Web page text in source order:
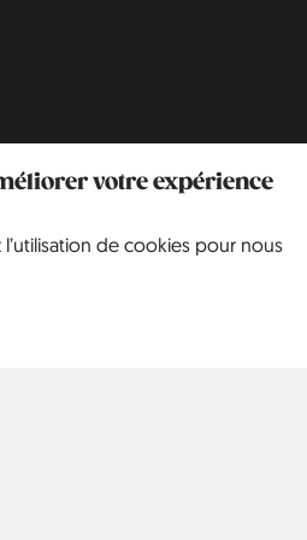
votre expérience
de cookies pour nous